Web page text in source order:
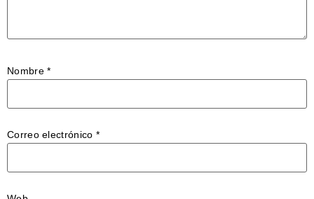
Nombre*
Correo electrónico *